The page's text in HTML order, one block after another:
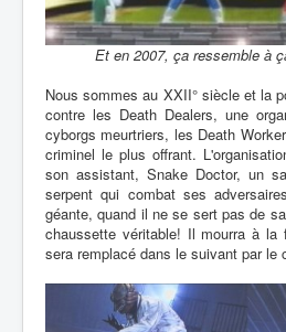
Et en 2007, ça ressemble à
Nous sommes au XXII° siècle et la
contre les Death Dealers, une
cyborgs meurtriers, les Death
criminel le plus offrant.
son assistant, Snake Doctor, un
serpent qui combat ses
géante, quand il ne se sert pas de
chaussette véritable! Il mourra à la
sera remplacé dans le suivant par le